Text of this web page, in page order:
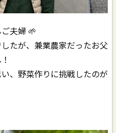
夫婦 🌱
たが、兼業農家だったお父
、野菜作りに挑戦したのが